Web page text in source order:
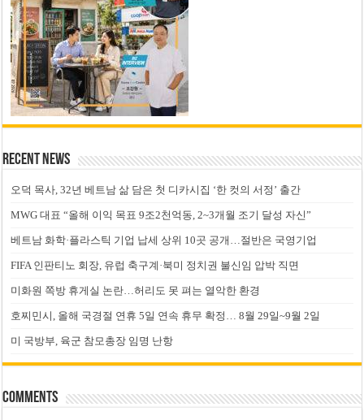
Recent News
오덕 목사, 32년 베트남 삶 담은 첫 디카시집 ‘한 컷의 서정’ 출간
MWG 대표 “올해 이익 목표 9조2천억동, 2~3개월 조기 달성 자신”
베트남 화학·플라스틱 기업 납세 상위 10곳 공개…절반은 국영기업
FIFA 인판티노 회장, 유럽 축구계·북미 정치권 불신임 압박 직면
미화원 쪽방 휴게실 논란…허리도 못 펴는 열악한 환경
호찌민시, 올해 국경절 연휴 5일 연속 휴무 확정… 8월 29일~9월 2일
미 국방부, 육군 참모총장 임명 난항
Comments